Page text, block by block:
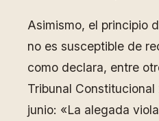
Asimismo, el principio
no es susceptible de
como declara, entre
Tribunal
junio: «La alegada